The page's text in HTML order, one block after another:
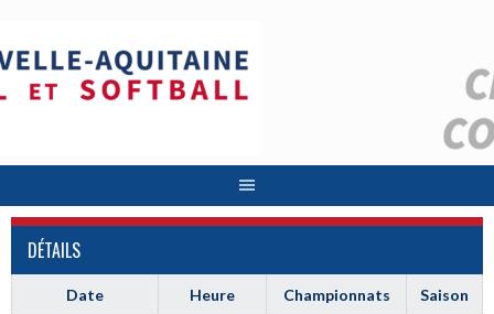
contenu
DÉTAILS
Date Heure Championnats Saison